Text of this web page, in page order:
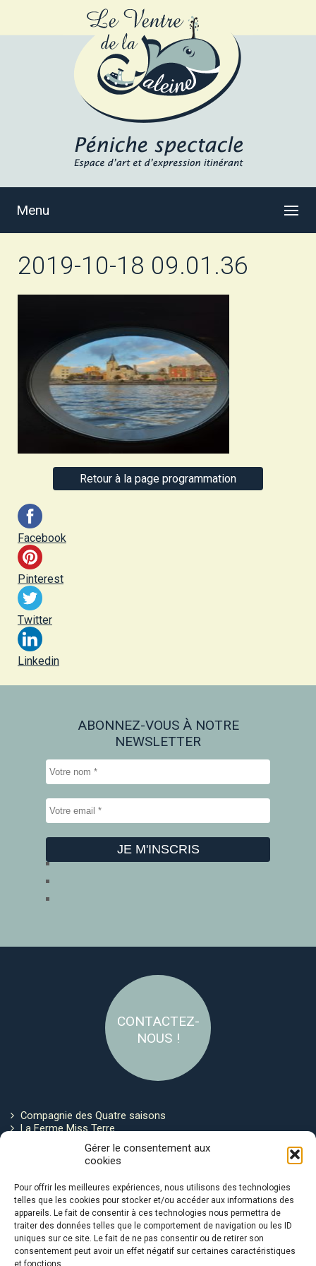
Gérer le consentement aux
cookies
Pour offrir les meilleures expériences, nous utilisons des technologies
telles que les cookies pour stocker et/ou accéder aux informations des
appareils. Le fait de consentir à ces technologies nous permettra de
traiter des données telles que le comportement de navigation ou les ID
uniques sur ce site. Le fait de ne pas consentir ou de retirer son
consentement peut avoir un effet négatif sur certaines caractéristiques
et fonctions.
Menu
2019-10-18 09.01.36
Retour à la page programmation
Facebook
Pinterest
Twitter
Linkedin
ABONNEZ-VOUS À NOTRE
NEWSLETTER
CONTACTEZ-
NOUS !
Compagnie des Quatre saisons
La Ferme Miss Terre
Politique de cookies